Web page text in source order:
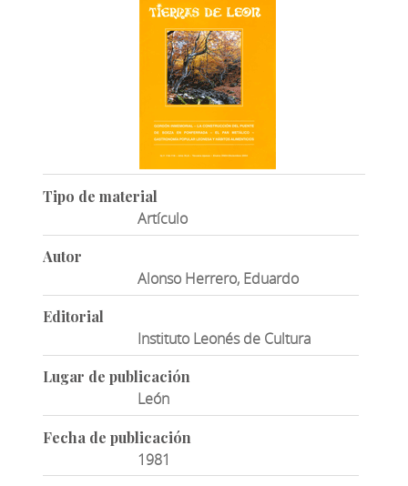
Tipo de material
Artículo
Autor
Alonso Herrero, Eduardo
Editorial
Instituto Leonés de Cultura
Lugar de publicación
León
Fecha de publicación
1981